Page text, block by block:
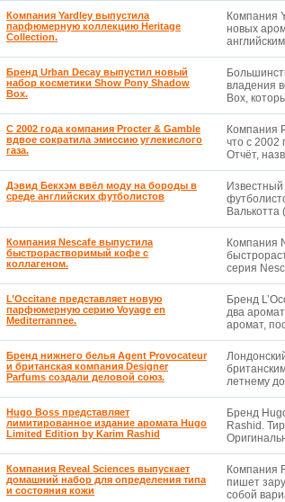
Компания Yardley выпустила
парфюмерную коллекцию Heritage
Collection.
Компания
новых
Бренд Urban Decay выпустил новый
набор косметики Show Pony Shadow
Box.
владения
Box,
С 2002 года компания Procter & Gamble
вдвое сократила эмиссию углекислого
газа.
Компания
что с 2002
Отчёт,
Дэвид Бекхэм ввёл моду на бороды в
среде английских футболистов
Компания Nescafe выпустила
быстрорастворимый кофе с
коллагеном.
Компания
серия
L’Occitane представляет новую
парфюмерную серию Voyage en
Mediterrannee.
Бренд
два
аромат,
Бренд нижнего белья Agent Provocateur
и британская компания Designer
Parfums создали деловой союз.
летнему
Hugo Boss представляет
лимитированное издание аромата Hugo
Limited Edition by Karim Rashid
Бренд
Rashid.
Компания Reveal Sciences выпускает
домашний набор для определения типа
и состояния кожи
Компания
пишет
собой